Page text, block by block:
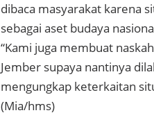
dibaca masyarakat karena
sebagai aset budaya
“Kami juga membuat
Jember supaya nantinya
mengungkap keterkaitan
(Mia/hms)